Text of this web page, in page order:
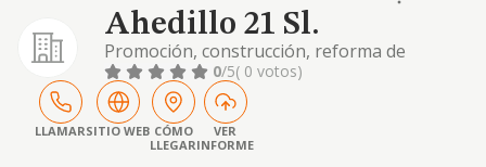
Ahedillo 21 Sl.
Promoción, construcción, reforma de
inmuebles, del suelo y su urbanicación.
conservación de patrimonio.tráfico
inmobiliario. administración de inmuebles.
gestión de propiedad inmobiliaria. alquiler
de maquinaria de construcción. implantación
0/5( 0 votos)
LLAMARSITIO WEB CÓMO
LLEGAR
VER
INFORME